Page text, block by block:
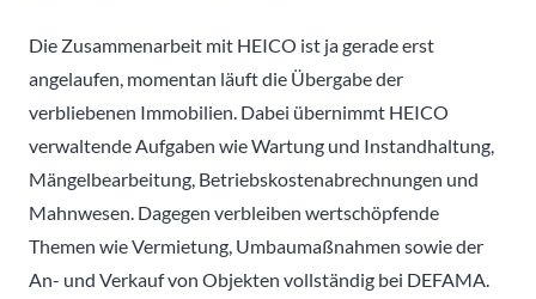
Die Zusammenarbeit mit HEICO ist ja gerade erst
angelaufen, momentan läuft die Übergabe der
verbliebenen Immobilien. Dabei übernimmt HEICO
verwaltende Aufgaben wie Wartung und Instandhaltung,
Mängelbearbeitung, Betriebskostenabrechnungen und
Mahnwesen. Dagegen verbleiben wertschöpfende
Themen wie Vermietung, Umbaumaßnahmen sowie der
An- und Verkauf von Objekten vollständig bei DEFAMA.